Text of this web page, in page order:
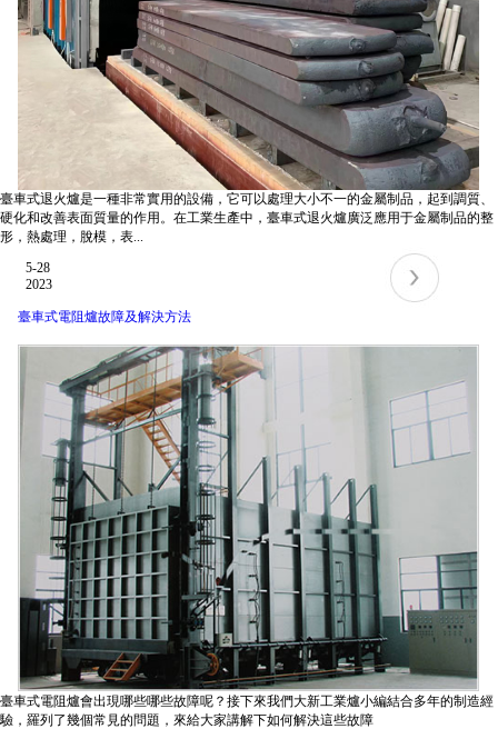
臺車式退火爐是一種非常實用的設備，它可以處理大小不一的金屬制品，起到調質、
硬化和改善表面質量的作用。在工業生產中，臺車式退火爐廣泛應用于金屬制品的整
形，熱處理，脫模，表...
5-28
2023
臺車式電阻爐故障及解決方法
臺車式電阻爐會出現哪些哪些故障呢？接下來我們大新工業爐小編結合多年的制造經
驗，羅列了幾個常見的問題，來給大家講解下如何解決這些故障